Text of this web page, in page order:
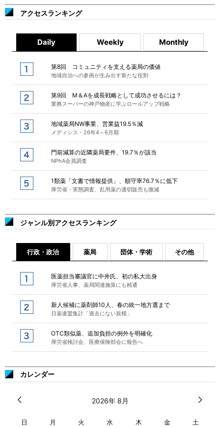
アクセスランキング
Daily Weekly Monthly
第8回 コミュニティを支える薬局の価値
地域自治への参画が生み出す新たな役割
第9回 M＆Aを成長戦略として成功させるには？
業務スーパーの神戸物産に学ぶロールアップ戦略
地域薬局NW事業、営業益19.5％減
メディシス・26年4～6月期
門前減算の近隣薬局要件、19.7％が該当
NPhA会員調査
1類薬「文書で情報提供」、順守率76.7％に低下
厚労省・実態調査、乱用薬の適切販売も微減
ジャンル別アクセスランキング
行政・政治 薬局 団体・学術 その他
医薬担当審議官に中井氏、初の私大出身
厚労省人事、薬局関連施策にも精通
新人候補に薬剤師10人、春の統一地方選まで
日薬連盟集計「過去にない規模」
OTC類似薬、追加負担の例外を明確化
厚労省検討会、医療保険部会に報告へ
カレンダー
2026年 8月
日 月 火 水 木 金 土